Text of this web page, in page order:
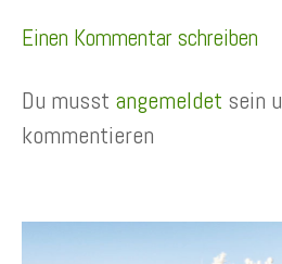
Einen Kommentar schreiben
Du musst angemeldet sein
kommentieren